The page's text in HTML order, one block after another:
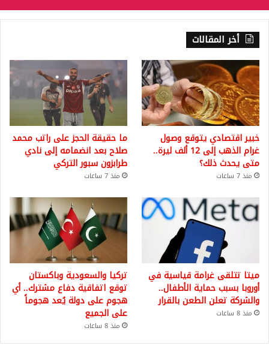
أخر المقالات
خبير اقتصادي يتوقع وصول
غرام الذهب إلى 12 ألف ليرة..
متى يحدث ذلك؟
منذ 7 ساعات
ما حقيقة الحجز على راتب محمد
صلاح بعد انضمامه إلى نادي
طرابزون سبور التركي
منذ 7 ساعات
ميتا تتلقى غرامة قياسية في
أوروبا بسبب حماية الأطفال..
والشركة تعلن الطعن بالقرار
منذ 8 ساعات
تركيا والسعودية وباكستان
توقع اتفاقية دفاع مشترك.. أي
هجوم على دولة يُعد هجوماً
على الجميع
منذ 8 ساعات